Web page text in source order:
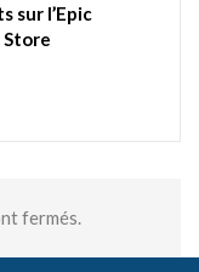
sur l’Epic
Store
fermés.